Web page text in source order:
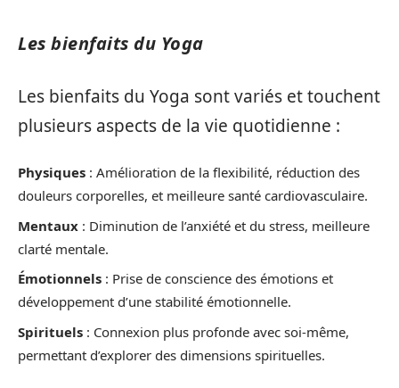
Les bienfaits du Yoga
Les bienfaits du Yoga sont variés et touchent
plusieurs aspects de la vie quotidienne :
Physiques : Amélioration de la flexibilité, réduction des
douleurs corporelles, et meilleure santé cardiovasculaire.
Mentaux : Diminution de l’anxiété et du stress, meilleure
clarté mentale.
Émotionnels : Prise de conscience des émotions et
développement d’une stabilité émotionnelle.
Spirituels : Connexion plus profonde avec soi-même,
permettant d’explorer des dimensions spirituelles.